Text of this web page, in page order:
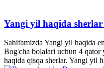
Yangi yil haqida
Sahifamizda Yangi yil haqida
Bog'cha bolalari uchun 4
haqida qisqa sherlar. Yangi yil